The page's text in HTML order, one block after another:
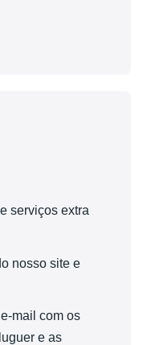
serviços extra
nosso site e
mail com os
e as